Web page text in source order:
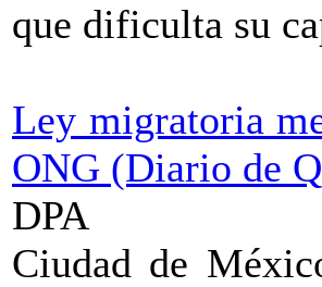
que dificulta su
Ley migratoria
ONG (Diario de
DPA
Ciudad de